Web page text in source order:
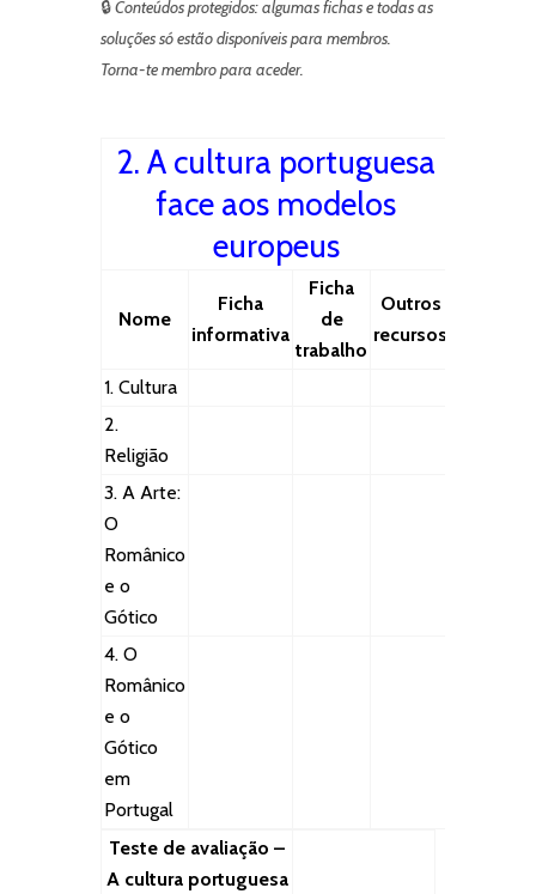
🔒Conteúdos protegidos: algumas fichas e todas as
soluções só estão disponíveis para membros.
Torna-te membro para aceder.
2. A cultura portuguesa
face aos modelos
europeus
Nome
Ficha
informativa
Ficha
de
trabalho
Outros
recursos
1. Cultura
2.
Religião
3. A Arte:
O
Românico
e o
Gótico
4. O
Românico
e o
Gótico
em
Portugal
Teste de avaliação –
A cultura portuguesa